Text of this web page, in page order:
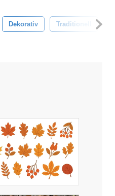
Dekorativ Traditionell